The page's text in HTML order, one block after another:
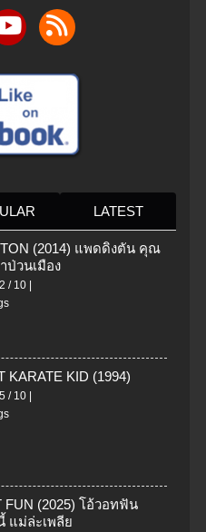
LATEST
(2014) แพดดิงตัน คุณ
ป่วนเมือง
/ 10
KARATE KID (1994)
/ 10
FUN (2025) โอ้วอทฟัน
แม่ล่ะเพลีย